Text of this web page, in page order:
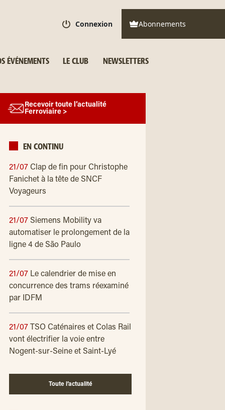
Connexion Abonnements
ÉVÉNEMENTS LE CLUB NEWSLETTERS
Recevoir toute l’actualité
Ferroviaire >
EN CONTINU
21/07 Clap de fin pour Christophe
Fanichet à la tête de SNCF
Voyageurs
21/07 Siemens Mobility va
automatiser le prolongement de la
ligne 4 de São Paulo
21/07 Le calendrier de mise en
concurrence des trams réexaminé
par IDFM
21/07
TSO Caténaires et Colas Rail
vont électrifier la voie entre
Nogent-sur-Seine et Saint-Lyé
Toute l’actualité